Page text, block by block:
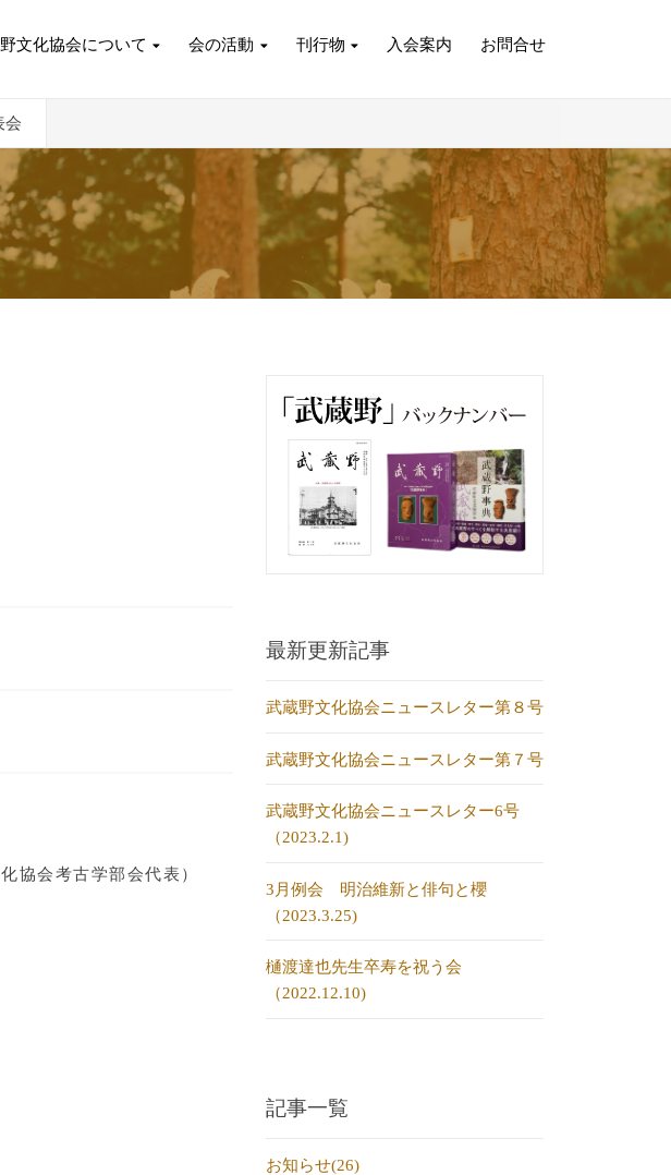
文化協会について 会の活動 刊行物 入会案内 お問合せ
会
協会考古学部会代表）
最新更新記事
武蔵野文化協会ニュースレター第８号
武蔵野文化協会ニュースレター第７号
武蔵野文化協会ニュースレター6号
（2023.2.1)
3月例会 明治維新と俳句と櫻
（2023.3.25)
樋渡達也先生卒寿を祝う会
（2022.12.10)
記事一覧
お知らせ(26)